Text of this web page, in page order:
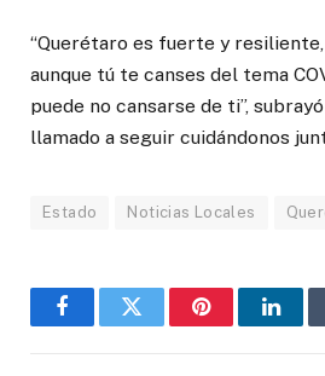
“Querétaro es fuerte y
aunque tú te canses del tema
puede no cansarse de ti”,
llamado a seguir cuidándonos
Estado Noticias Locales
FacebookTwitter Pinterest